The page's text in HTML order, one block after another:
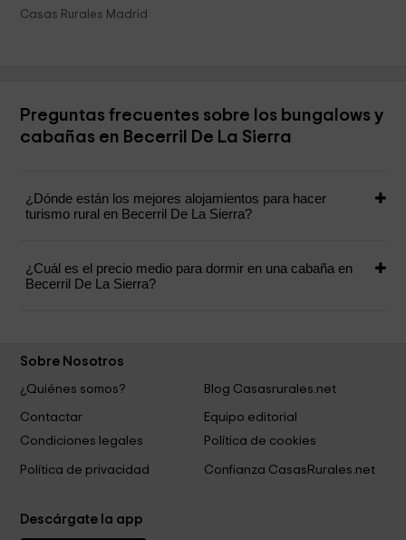
Casas Rurales Madrid
Preguntas frecuentes sobre los bungalows y
cabañas en Becerril De La Sierra
¿Dónde están los mejores alojamientos para hacer
turismo rural en Becerril De La Sierra?
¿Cuál es el precio medio para dormir en una cabaña en
Becerril De La Sierra?
Sobre Nosotros
¿Quiénes somos?
Blog Casasrurales.net
Contactar
Equipo editorial
Condiciones legales
Política de cookies
Política de privacidad Confianza CasasRurales.net
Descárgate la app